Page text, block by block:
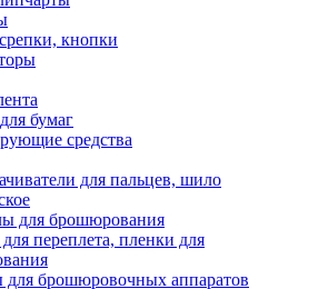
кнопки
бумаг
средства
для пальцев, шило
для брошюрования
переплета, пленки для
брошюровочных аппаратов